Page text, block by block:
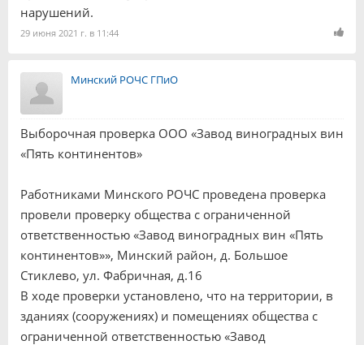
нарушений.
29 июня 2021 г. в 11:44
Минский РОЧС ГПиО
Выборочная проверка ООО «Завод виноградных вин
«Пять континентов»
Работниками Минского РОЧС проведена проверка
провели проверку общества с ограниченной
ответственностью «Завод виноградных вин «Пять
континентов»», Минский район, д. Большое
Стиклево, ул. Фабричная, д.16
В ходе проверки установлено, что на территории, в
зданиях (сооружениях) и помещениях общества с
ограниченной ответственностью «Завод